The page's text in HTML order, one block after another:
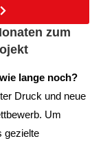
zum
lange noch?
Druck und neue
Um
gezielte